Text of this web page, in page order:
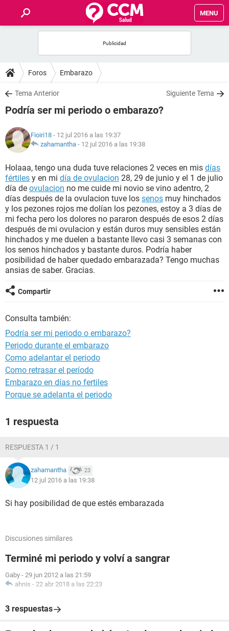
MENU
FOROS
SALUD
NUTRICIÓN
BIENESTAR
SEXUALIDAD
GLOSARIO
Foros Embarazo
Tema Anterior Siguiente Tema
Podría ser mi periodo o embarazo?
Fioiri18 - 12 jul 2016 a las 19:37
zahamantha - 12 jul 2016 a las 19:38
Holaaa, tengo una duda tuve relaciones 2 veces en mis días
fértiles y en mi día de ovulacion 28, 29 de junio y el 1 de julio
día de ovulacion no me cuide mi novio se vino adentro, 2
días después de la ovulacion tuve los senos muy hinchados
y los pezones rojos me dolían los pezones, estoy a 3 días de
mi fecha pero los dolores no pararon después de esos 2 días
después de mi ovulacion y están duros muy sensibles están
hinchados y me duelen a bastante llevo casi 3 semanas con
los senos hinchados y bastante duros. Podría haber
posibilidad de haber quedado embarazada? Tengo muchas
ansias de saber. Gracias.
Compartir
Consulta también:
Podría ser mi periodo o embarazo?
Periodo durante el embarazo
Como adelantar el periodo
Como retrasar el período
Embarazo en días no fertiles
Porque se adelanta el periodo
1 respuesta
RESPUESTA 1 / 1
zahamantha 23
12 jul 2016 a las 19:38
Si hay posibilidad de que estés embarazada
Discusiones similares
Terminé mi periodo y volví a sangrar
Gaby - 29 jun 2012 a las 21:59
ahnis - 22 abr 2018 a las 22:23
3 respuestas